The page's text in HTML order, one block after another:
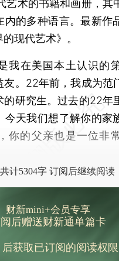
艺术的书籍和画册，其
内的多种语言。最新作
现代艺术》。
我在美国本土认识的
友。22年前，我成为范
的研究生。过去的22年
今天我们想了解你的家
你的父亲也是一位非
计5304字 订阅后继续阅读
财新mini+会员专享
后赠送财新通单篇卡
获取已订阅的阅读权限